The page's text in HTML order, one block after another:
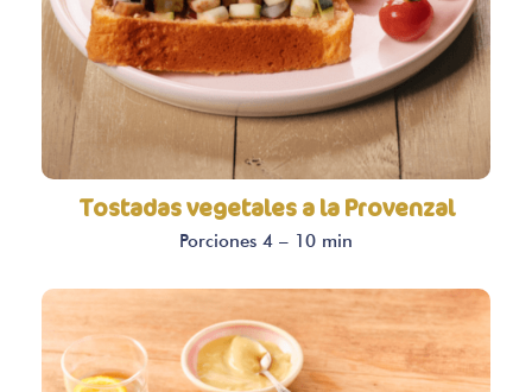
Tostadas vegetales a la Provenzal
Porciones 4 – 10 min